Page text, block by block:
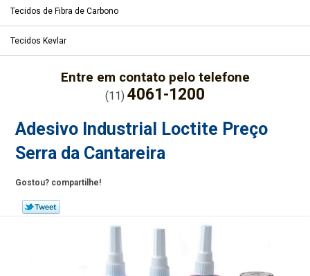
Tecidos de Fibra de Carbono
Tecidos Kevlar
Entre em contato pelo telefone
(11) 4061-1200
Adesivo Industrial Loctite Preço
Serra da Cantareira
Gostou? compartilhe!